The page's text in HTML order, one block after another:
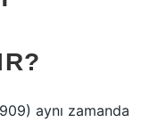
aynı zamanda